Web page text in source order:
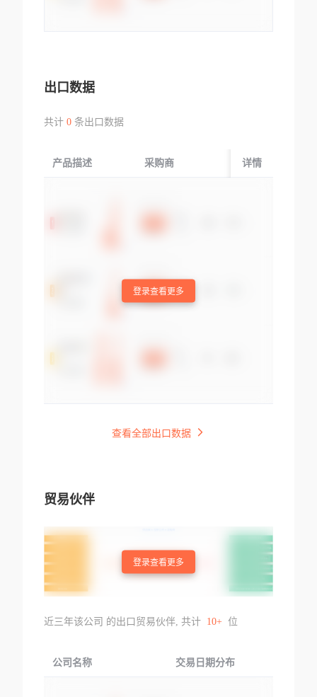
出口数据
共计 0条出口数据
产品描述 采购商 起运国/地区
详情
登录查看更多
查看全部出口数据
贸易伙伴
登录查看更多
近三年该公司 的出口贸易伙伴, 共计 10+ 位
公司名称 交易日期分布